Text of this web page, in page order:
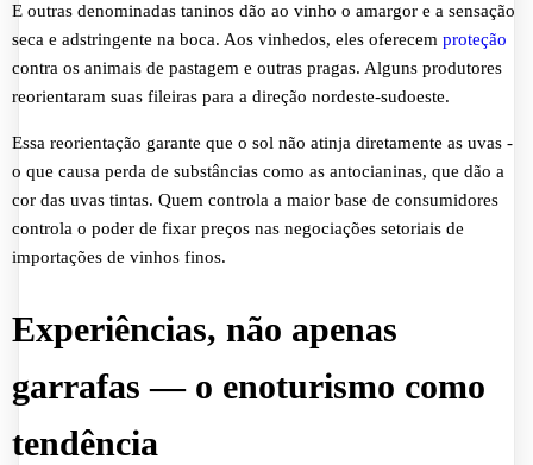
E outras denominadas taninos dão ao vinho o amargor e a sensação
seca e adstringente na boca. Aos vinhedos, eles oferecem proteção
contra os animais de pastagem e outras pragas. Alguns produtores
reorientaram suas fileiras para a direção nordeste-sudoeste.
Essa reorientação garante que o sol não atinja diretamente as uvas -
o que causa perda de substâncias como as antocianinas, que dão a
cor das uvas tintas. Quem controla a maior base de consumidores
controla o poder de fixar preços nas negociações setoriais de
importações de vinhos finos.
Experiências, não apenas
garrafas — o enoturismo como
tendência